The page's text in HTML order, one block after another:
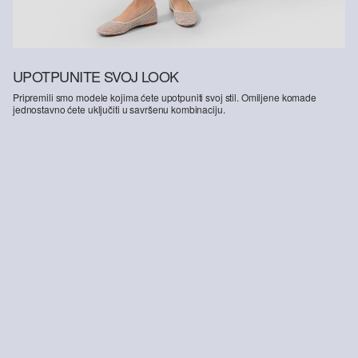
UPOTPUNITE SVOJ LOOK
Pripremili smo modele kojima ćete upotpuniti svoj stil. Omiljene komade
jednostavno ćete uključiti u savršenu kombinaciju.